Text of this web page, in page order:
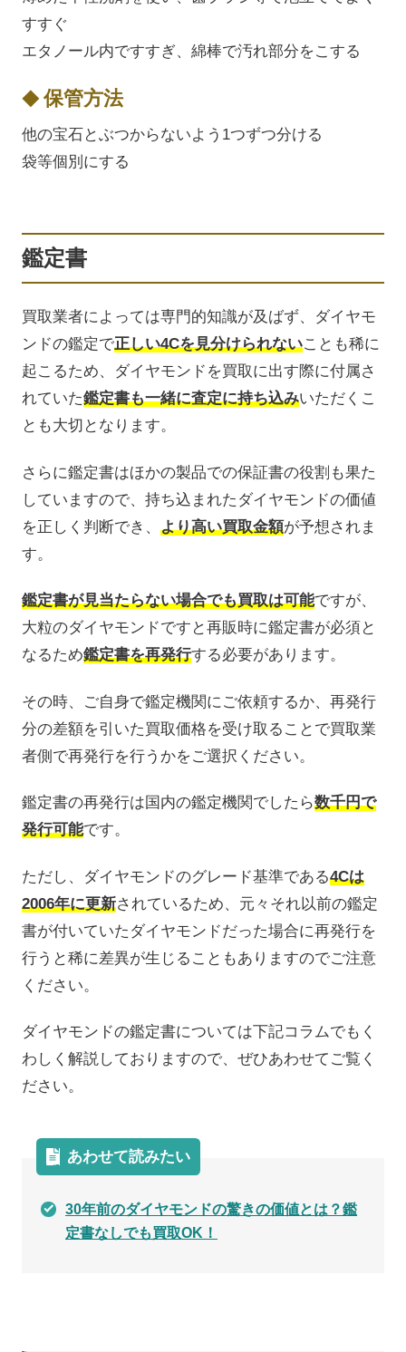
すすぐ
エタノール内ですすぎ、綿棒で汚れ部分をこする
保管方法
他の宝石とぶつからないよう1つずつ分ける
袋等個別にする
鑑定書
買取業者によっては専門的知識が及ばず、ダイヤモ
ンドの鑑定で正しい4Cを見分けられないことも稀に
起こるため、ダイヤモンドを買取に出す際に付属さ
れていた鑑定書も一緒に査定に持ち込みいただくこ
とも大切となります。
さらに鑑定書はほかの製品での保証書の役割も果た
していますので、持ち込まれたダイヤモンドの価値
を正しく判断でき、 より高い買取金額が予想されま
す。
鑑定書が見当たらない場合でも買取は可能ですが、
大粒のダイヤモンドですと再販時に鑑定書が必須と
なるため鑑定書を再発行する必要があります。
その時、ご自身で鑑定機関にご依頼するか、再発行
分の差額を引いた買取価格を受け取ることで買取業
者側で再発行を行うかをご選択ください。
鑑定書の再発行は国内の鑑定機関でしたら数千円で
発行可能です。
ただし、ダイヤモンドのグレード基準である4Cは
2006年に更新されているため、元々それ以前の鑑定
書が付いていたダイヤモンドだった場合に再発行を
行うと稀に差異が生じることもありますのでご注意
ください。
ダイヤモンドの鑑定書については下記コラムでもく
わしく解説しておりますので、ぜひあわせてご覧く
ださい。
あわせて読みたい
30年前のダイヤモンドの驚きの価値とは？鑑
定書なしでも買取OK！